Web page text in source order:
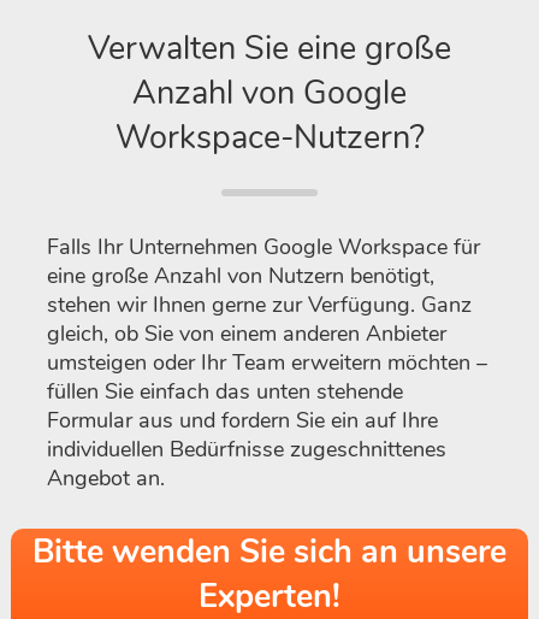
Verwalten Sie eine große
Anzahl von Google
Workspace-Nutzern?
Falls Ihr Unternehmen Google Workspace für
eine große Anzahl von Nutzern benötigt,
stehen wir Ihnen gerne zur Verfügung. Ganz
gleich, ob Sie von einem anderen Anbieter
umsteigen oder Ihr Team erweitern möchten –
füllen Sie einfach das unten stehende
Formular aus und fordern Sie ein auf Ihre
individuellen Bedürfnisse zugeschnittenes
Angebot an.
Bitte wenden Sie sich an unsere
Experten!